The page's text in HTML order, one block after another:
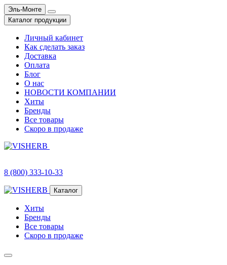
Эль-Монте
Каталог продукции
Личный кабинет
Как сделать заказ
Доставка
Оплата
Блог
О нас
НОВОСТИ КОМПАНИИ
Хиты
Бренды
Все товары
Скоро в продаже
8 (800) 333-10-33
Каталог
Хиты
Бренды
Все товары
Скоро в продаже